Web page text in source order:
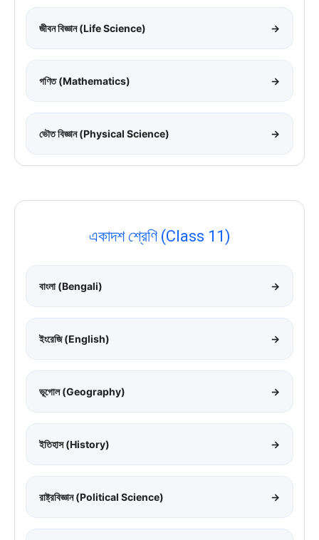
জীবন বিজ্ঞান (Life Science) →
গণিত (Mathematics) →
ভৌত বিজ্ঞান (Physical Science) →
একাদশ শ্রেণি (Class 11)
বাংলা (Bengali) →
ইংরেজি (English) →
ভূগোল (Geography) →
ইতিহাস (History) →
রাষ্ট্রবিজ্ঞান (Political Science) →